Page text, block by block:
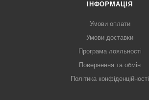
ІНФОРМАЦІЯ
Умови оплати
Умови доставки
Програма лояльності
Повернення та обмін
Політика конфіденційності